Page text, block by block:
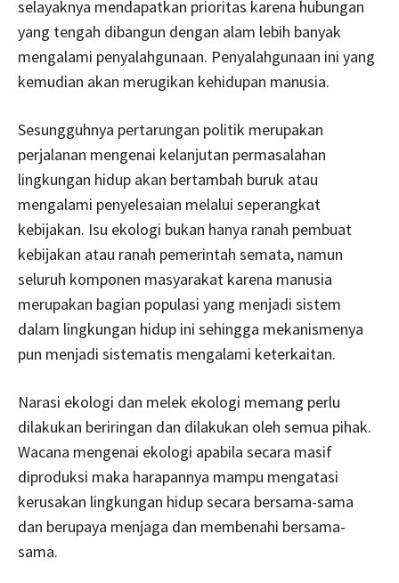
selayaknya mendapatkan prioritas karena hubungan
yang tengah dibangun dengan alam lebih banyak
mengalami penyalahgunaan. Penyalahgunaan ini yang
kemudian akan merugikan kehidupan manusia.
Sesungguhnya pertarungan politik merupakan
perjalanan mengenai kelanjutan permasalahan
lingkungan hidup akan bertambah buruk atau
mengalami penyelesaian melalui seperangkat
kebijakan. Isu ekologi bukan hanya ranah pembuat
kebijakan atau ranah pemerintah semata, namun
seluruh komponen masyarakat karena manusia
merupakan bagian populasi yang menjadi sistem
dalam lingkungan hidup ini sehingga mekanismenya
pun menjadi sistematis mengalami keterkaitan.
Narasi ekologi dan melek ekologi memang perlu
dilakukan beriringan dan dilakukan oleh semua pihak.
Wacana mengenai ekologi apabila secara masif
diproduksi maka harapannya mampu mengatasi
kerusakan lingkungan hidup secara bersama-sama
dan berupaya menjaga dan membenahi bersama-
sama.